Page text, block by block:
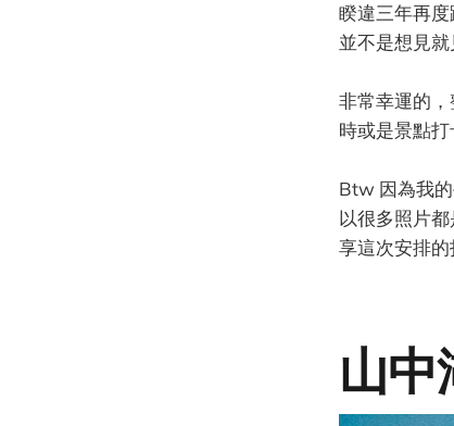
睽違三年再
並不是想見
非常幸運的
時或是景點
Btw 因為我
以很多照片
享這次安排的
山中